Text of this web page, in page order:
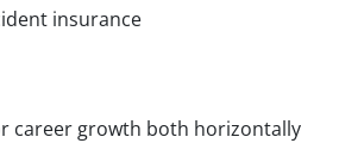
insurance
career growth both horizontally